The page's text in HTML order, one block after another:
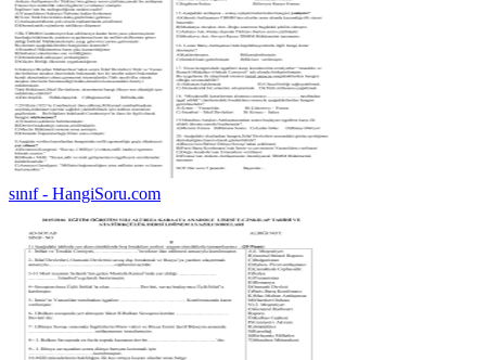
sınıf - HangiSoru.com